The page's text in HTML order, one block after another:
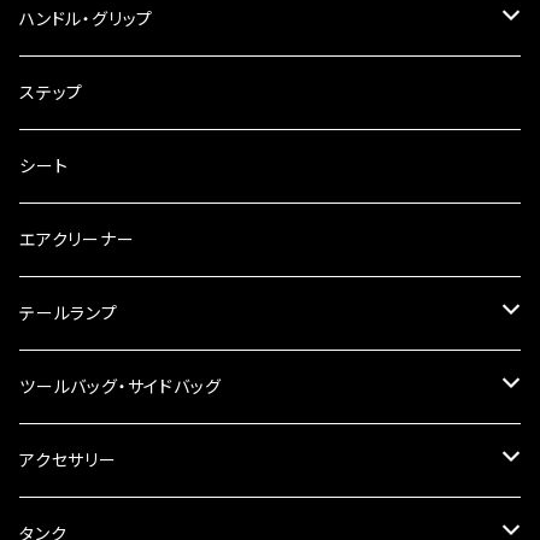
ウインカークランプ
配線・リレー
インテークマニホールド
電装・配線・キボシ等
キャブレター
チェーン
工具類
ハンドル・グリップ
グリップ
バーハン
ハンドルパーツ
ハンドルスイッチ
その他
ハンドルポスト
ハンドルブレース
ステアリングダンパー
ブレーキ・クラッチレバー
ステップ
シート
エアクリーナー
テールランプ
ナンバー灯
ツールバッグ・サイドバッグ
ツールバッグ
サイドバッグ
アクセサリー
USB電源
タンク